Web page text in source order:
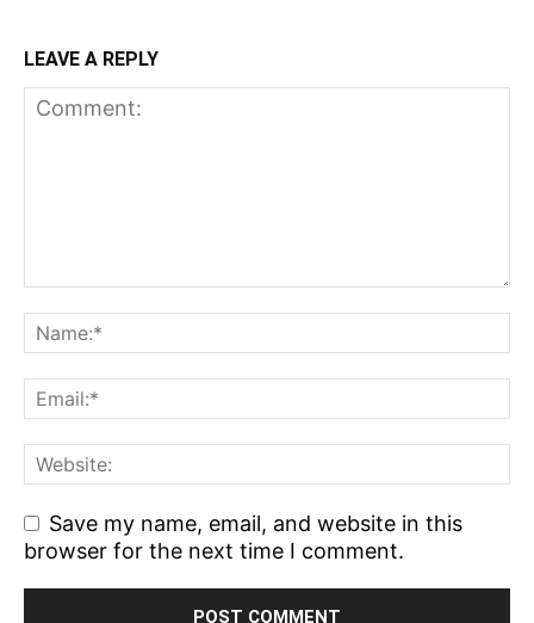
LEAVE A REPLY
Save my name, email, and website in this
browser for the next time I comment.